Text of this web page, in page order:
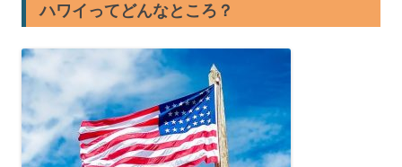
ハワイってどんなところ？